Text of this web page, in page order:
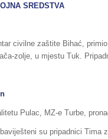
SREDSTVA
civilne zaštite Bihać,
zolje, u mjestu Tuk.
Pulac, MZ-e Turbe,
su pripadnici Tima